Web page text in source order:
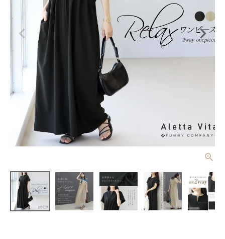
ようこそ ゲスト 様
ログイン 会員登録
リネンライク
タック使い2
WAYワンピー
5,390
レディーストップス